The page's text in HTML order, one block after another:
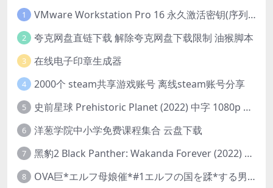
1 VMware Workstation Pro 16 永久激活密钥(序列号)
2 夸克网盘直链下载 解除夸克网盘下载限制 油猴脚本
3 在线电子印章生成器
4 2000个 steam共享游戏账号 离线steam账号分享
5 史前星球 Prehistoric Planet (2022) 中字 1080p 高清 阿里云盘 2022.5.27已更新全集
6 洋葱学院中小学免费课程集合 云盘下载
7 黑豹2 Black Panther: Wakanda Forever (2022) 高清版
8 OVA巨*エルフ母娘催*#1エルフの国を蹂*する男。汚された女王と姫